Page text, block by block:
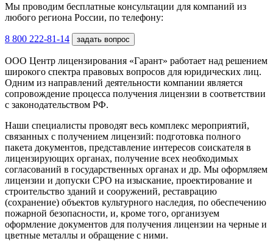
Мы проводим бесплатные консультации для компаний из
любого региона России, по телефону:
8 800 222-81-14 задать вопрос
ООО Центр лицензирования «Гарант» работает над решением
широкого спектра правовых вопросов для юридических лиц.
Одним из направлений деятельности компании является
сопровождение процесса получения лицензии в соответствии
с законодательством РФ.
Наши специалисты проводят весь комплекс мероприятий,
связанных с получением лицензий: подготовка полного
пакета документов, представление интересов соискателя в
лицензирующих органах, получение всех необходимых
согласований в государственных органах и др. Мы оформляем
лицензии и допуски СРО на изыскание, проектирование и
строительство зданий и сооружений, реставрацию
(сохранение) объектов культурного наследия, по обеспечению
пожарной безопасности, и, кроме того, организуем
оформление документов для получения лицензии на черные и
цветные металлы и обращение с ними.